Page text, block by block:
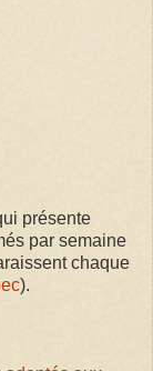
présente
par semaine
chaque
).